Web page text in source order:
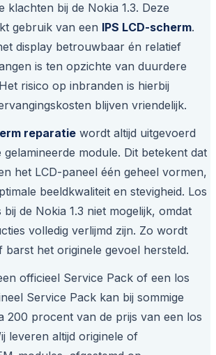
klachten bij de Nokia 1.3. Deze
gebruik van een IPS LCD-scherm.
display betrouwbaar én relatief
is ten opzichte van duurdere
risico op inbranden is hierbij
blijven vriendelijk.
reparatie wordt altijd uitgevoerd
gelamineerde module. Dit betekent dat
het LCD-paneel één geheel vormen,
beeldkwaliteit en stevigheid. Los
de Nokia 1.3 niet mogelijk, omdat
volledig verlijmd zijn. Zo wordt
het originele gevoel hersteld.
officieel Service Pack of een los
Service Pack kan bij sommige
200 procent van de prijs van een los
leveren altijd originele of